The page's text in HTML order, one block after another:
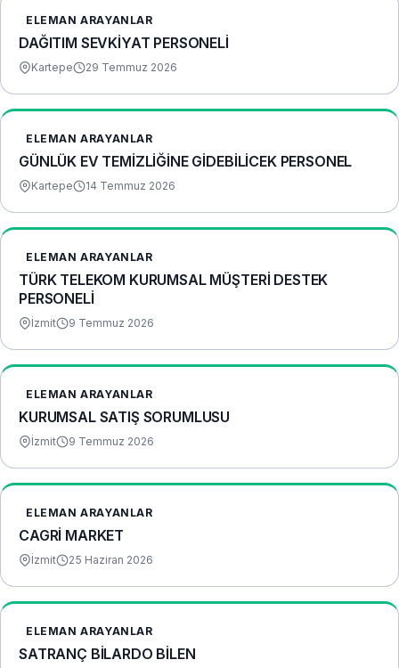
ELEMAN ARAYANLAR
DAĞITIM SEVKİYAT PERSONELİ
Kartepe 29 Temmuz 2026
ELEMAN ARAYANLAR
GÜNLÜK EV TEMİZLİĞİNE GİDEBİLİCEK PERSONEL
Kartepe 14 Temmuz 2026
ELEMAN ARAYANLAR
TÜRK TELEKOM KURUMSAL MÜŞTERİ DESTEK
PERSONELİ
İzmit 9 Temmuz 2026
ELEMAN ARAYANLAR
KURUMSAL SATIŞ SORUMLUSU
İzmit 9 Temmuz 2026
ELEMAN ARAYANLAR
CAGRİ MARKET
İzmit 25 Haziran 2026
ELEMAN ARAYANLAR
SATRANÇ BİLARDO BİLEN